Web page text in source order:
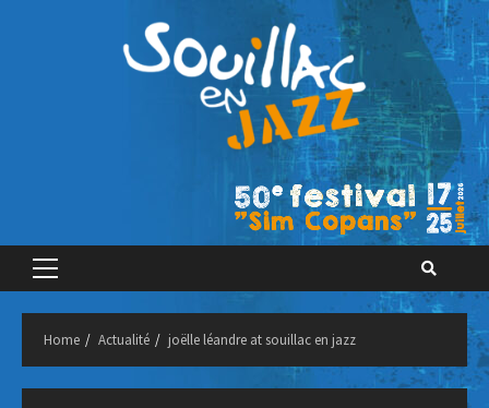
Primary
Home Actualité joëlle léandre at souillac en jazz